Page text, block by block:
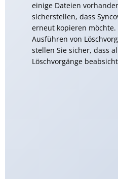
einige Dateien
sicherstellen, dass
erneut kopieren
Ausführen von
stellen Sie sicher, dass
Löschvorgänge